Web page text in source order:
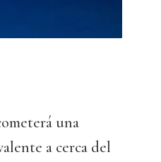
una
a cerca del